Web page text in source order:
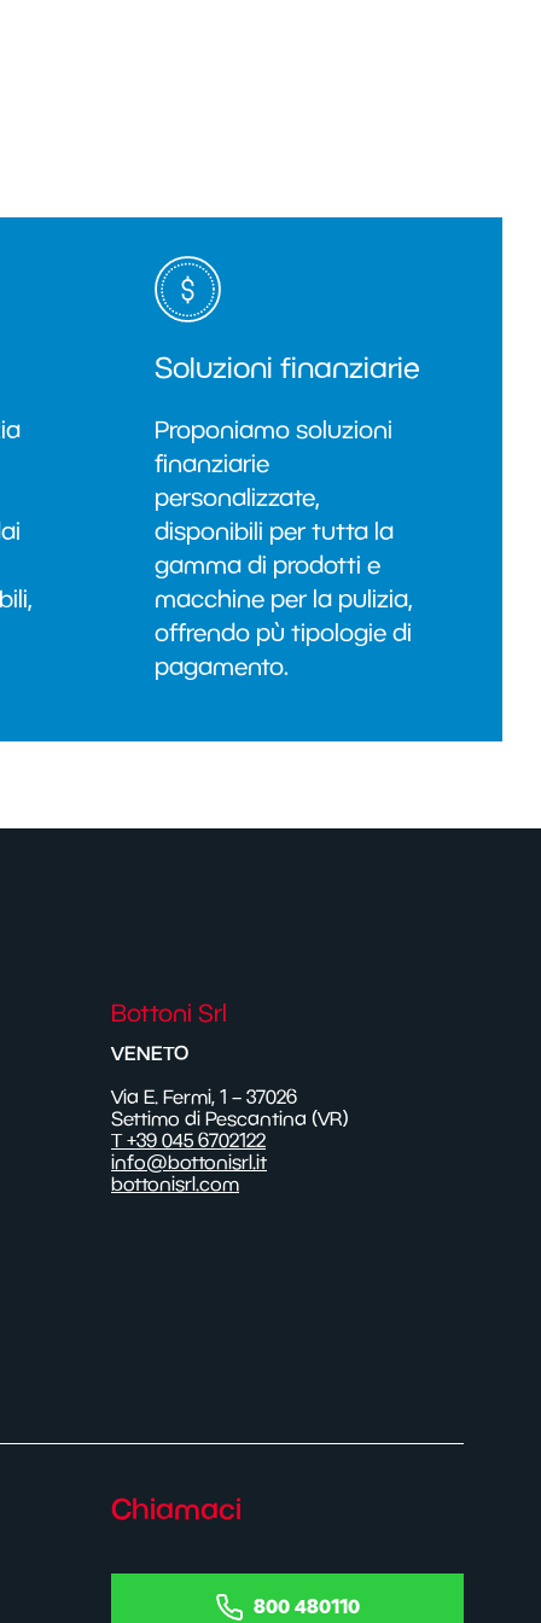
Soluzioni finanziarie
Proponiamo soluzioni
finanziarie
personalizzate,
disponibili per tutta la
gamma di prodotti e
macchine per la pulizia,
offrendo pù tipologie di
pagamento.
Bottoni Srl
VENETO
Via E. Fermi, 1 – 37026
Settimo di Pescantina (VR)
T +39 045 6702122
info@bottonisrl.it
bottonisrl.com
Chiamaci
800 480110